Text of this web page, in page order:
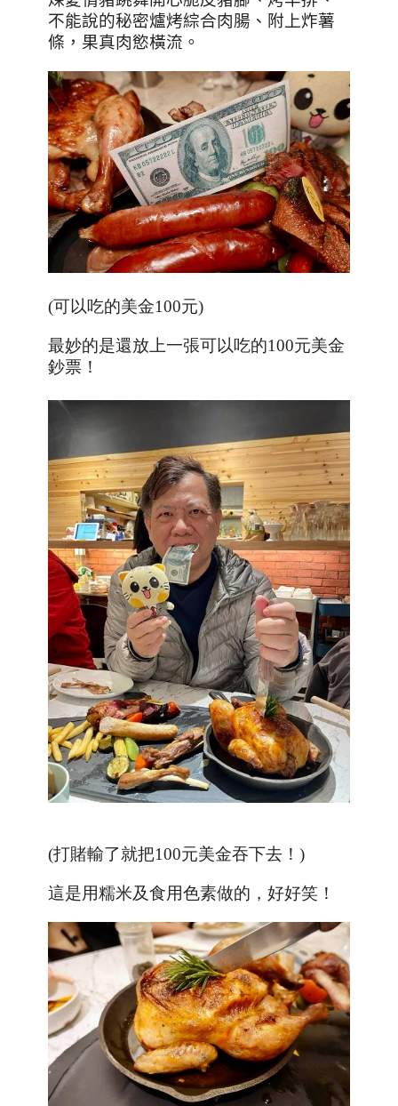
不能說的秘密爐烤綜合肉腸、附上炸薯
條，果真肉慾橫流。
(可以吃的美金100元)
最妙的是還放上一張可以吃的100元美金
鈔票！
(打賭輸了就把100元美金吞下去！)
這是用糯米及食用色素做的，好好笑！